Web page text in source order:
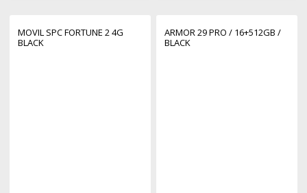
MOVIL SPC FORTUNE 2 4G
BLACK
ARMOR 29 PRO / 16+512GB /
BLACK